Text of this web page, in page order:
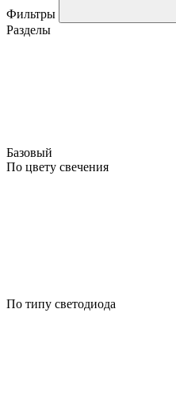
Фильтры
Разделы
Базовый
По цвету свечения
По типу светодиода